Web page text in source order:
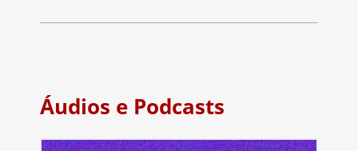
Áudios e Podcasts